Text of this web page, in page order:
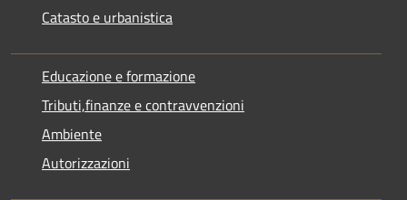
Catasto e urbanistica
Educazione e formazione
Tributi,finanze e contravvenzioni
Ambiente
Autorizzazioni